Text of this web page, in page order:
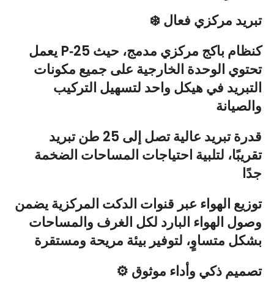
❄️ تبريد مركزي فعال
يعمل P‑25 كنظام باكج مركزي مدمج، حيث
تحتوي الوحدة الخارجية على جميع مكونات
التبريد في هيكل واحد لتسهيل التركيب
والصيانة
قدرة تبريد عالية تصل إلى 25 طن تبريد
تقريبًا، لتلبية احتياجات المساحات الضخمة
جدًا
توزيع الهواء عبر قنوات الدكت المركزية يضمن
وصول الهواء البارد لكل الغرف والمساحات
بشكل متساوٍ، لتوفير بيئة مريحة ومستقرة
⚙️ تصميم ذكي وأداء موثوق